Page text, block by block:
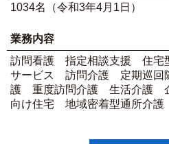
1034名（令和3年4月1日）
業務内容
訪問看護 指定相談支援 住宅
サービス 訪問介護 定期巡回
護 重度訪問介護 生活介護
向け住宅 地域密着型通所介護